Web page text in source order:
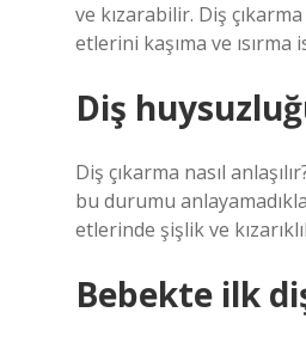
ve kızarabilir. Diş
etlerini kaşıma ve
Diş
Diş çıkarma nasıl
bu durumu
etlerinde şişlik ve
Bebekte ilk